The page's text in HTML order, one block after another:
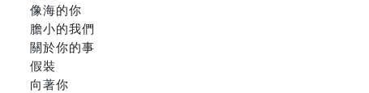
像海的你
膽小的我們
關於你的事
假裝
向著你